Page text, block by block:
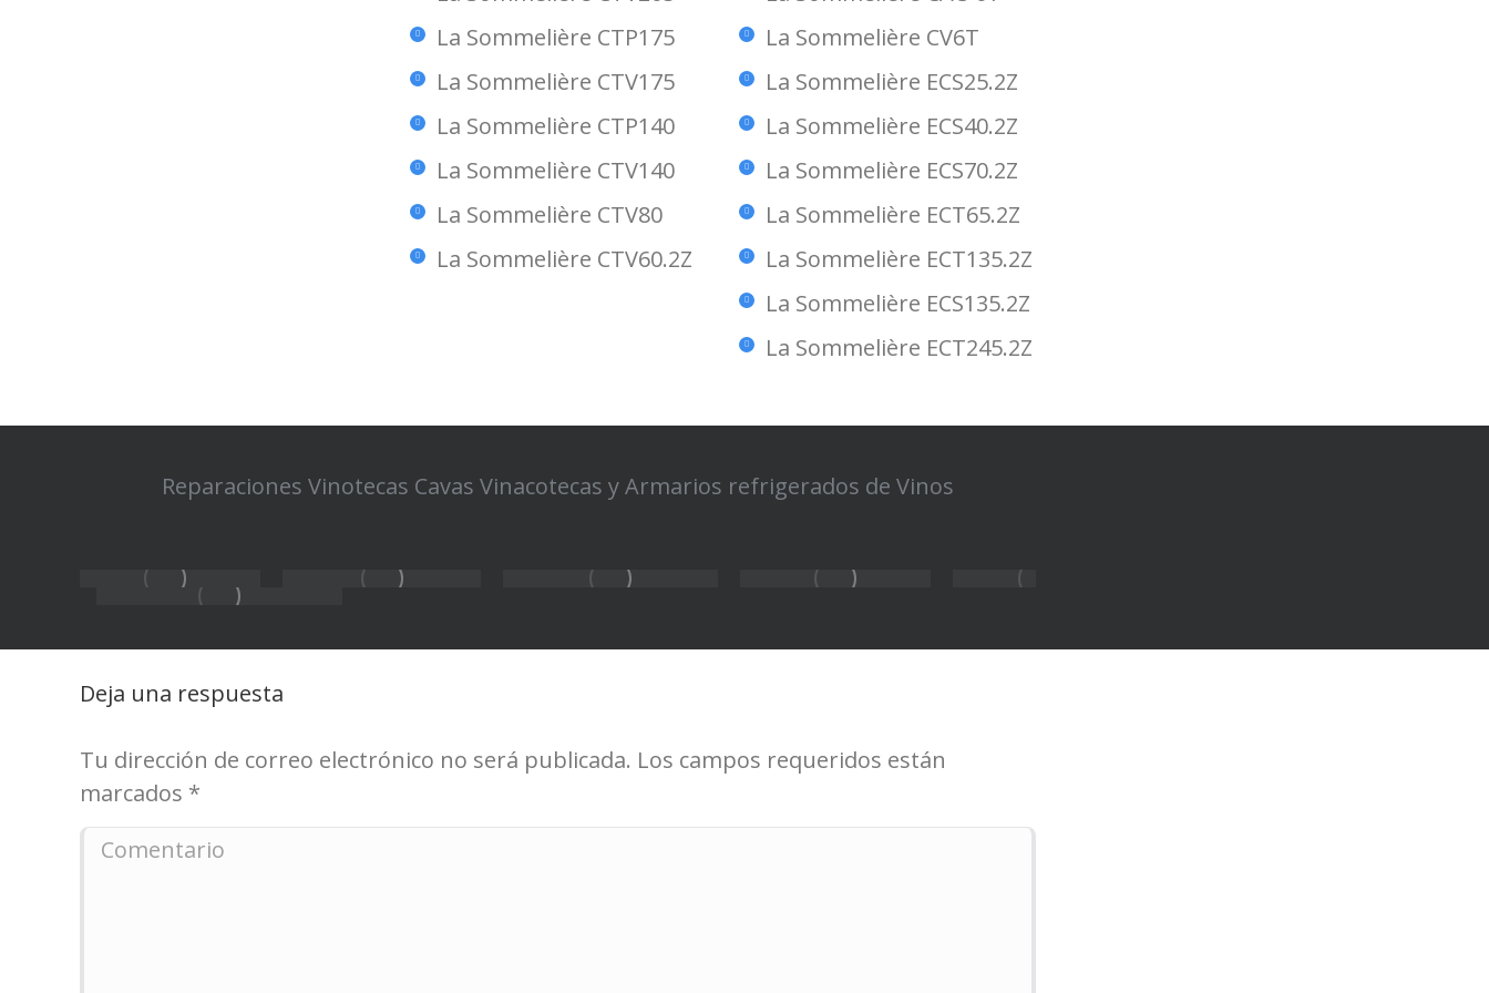
La Sommelière CTP175
La Sommelière CTV175
La Sommelière CTP140
La Sommelière CTV140
La Sommelière CTV80
La Sommelière CTV60.2Z
La Sommelière CV6T
La Sommelière ECS25.2Z
La Sommelière ECS40.2Z
La Sommelière ECS70.2Z
La Sommelière ECT65.2Z
La Sommelière ECT135.2Z
La Sommelière ECS135.2Z
La Sommelière ECT245.2Z
Reparaciones Vinotecas Cavas Vinacotecas y Armarios refrigerados de Vinos
Deja una respuesta
Tu dirección de correo electrónico no será publicada. Los campos requeridos están
marcados *
Comentario